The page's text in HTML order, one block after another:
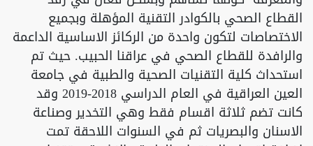
القطاع الصحي بالكوادر التقنية المؤهلة وبجميع
الاختصاصات لتكون واحدة من الركائز الاساسية الداعمة
والرافدة للقطاع الصحي في عراقنا الحبيب. حيث تم
استحداث كلية التقنيات الصحية والطبية في جامعة
العين العراقية في العام الدراسي 2018-2019 وقد
كانت تضم ثلاثة اقسام فقط وهي التخدير وصناعة
الاسنان والبصريات ثم في السنوات اللاحقة تمت